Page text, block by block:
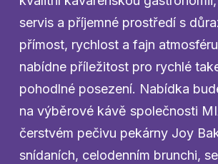
servis a příjemné prostředí s
přímost, rychlost a fajn
nabídne příležitost pro rychlé
pohodlné posezení. Nabídka
na výběrové kávě společnosti
čerstvém pečivu pekárny Joy
snídaních, celodenním brunchi,